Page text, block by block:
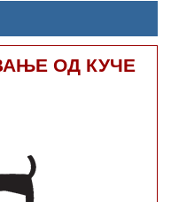
ОД КУЧЕ